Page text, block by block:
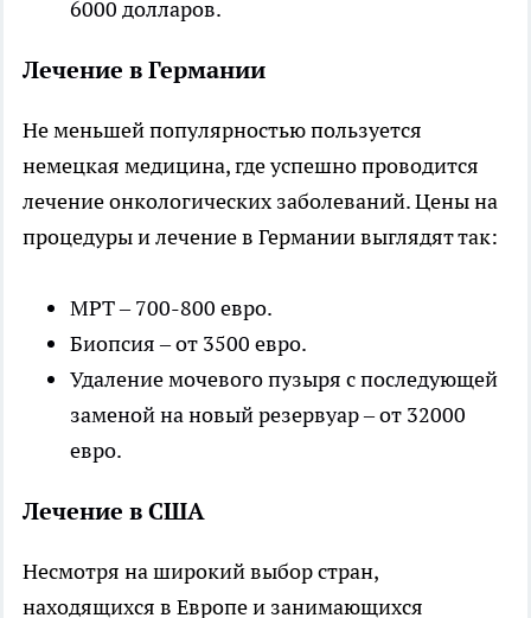
6000 долларов.
Лечение в Германии
Не меньшей популярностью пользуется
немецкая медицина, где успешно проводится
лечение онкологических заболеваний. Цены на
процедуры и лечение в Германии выглядят так:
МРТ – 700-800 евро.
Биопсия – от 3500 евро.
Удаление мочевого пузыря с последующей
заменой на новый резервуар – от 32000
евро.
Лечение в США
Несмотря на широкий выбор стран,
находящихся в Европе и занимающихся